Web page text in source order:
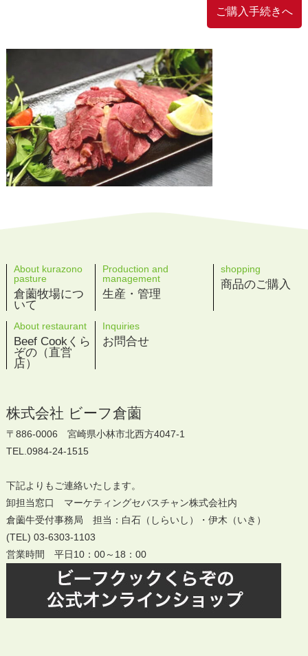
About kurazono
pasture
倉薗牧場につ
いて
Production and
management
生産・管理
shopping
商品のご購入
About restaurant
Beef Cookくら
ぞの（直営
店）
Inquiries
お問合せ
株式会社 ビーフ倉薗
〒886-0006 宮崎県小林市北西方4047-1
TEL.0984-24-1515
下記よりもご連絡いたします。
卸担当窓口 マーケティングセバスチャン株式会社内
倉薗牛受付事務局 担当：白石（しらいし）・伊木（いき）
(TEL) 03-6303-1103
営業時間 平日10：00～18：00